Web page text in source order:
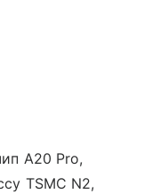
A20 Pro,
TSMC N2,